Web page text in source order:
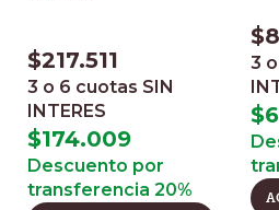
$217.511
3 o 6 cuotas SIN
INTERES
$174.009
Descuento por
transferencia 20%
$
3
$